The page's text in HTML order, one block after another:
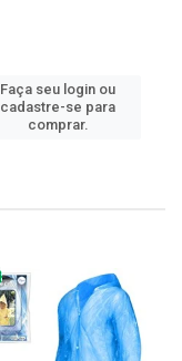
Faça seu login ou
cadastre-se para
comprar.